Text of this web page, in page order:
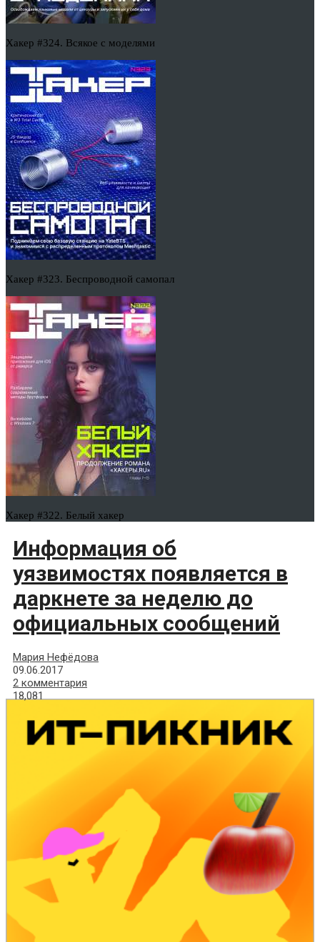
Хакер #324. Всякое с моделями
Хакер #323. Беспроводной самопал
Хакер #322. Белый хакер
Информация об
уязвимостях появляется в
даркнете за неделю до
официальных сообщений
Мария Нефёдова
09.06.2017
2 комментария
18,081